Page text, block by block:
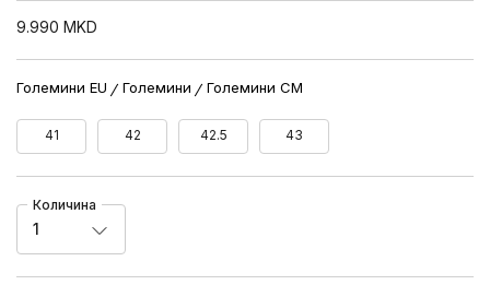
9.990 MKD
Големини EU Големини Големини CM
41 42 42.5 43
Количина
1